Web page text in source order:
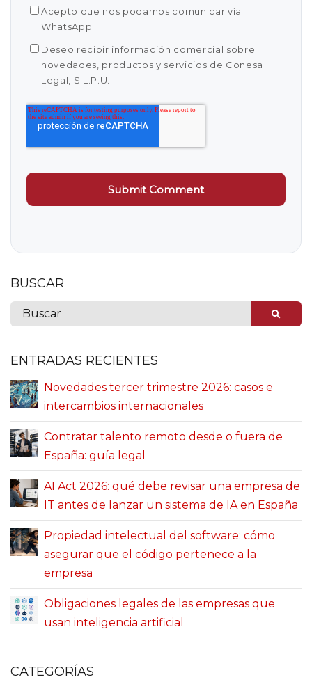
Acepto que nos podamos comunicar vía
WhatsApp.
Deseo recibir información comercial sobre
novedades, productos y servicios de Conesa
Legal, S.L.P.U.
BUSCAR
ENTRADAS RECIENTES
Novedades tercer trimestre 2026: casos e
intercambios internacionales
Contratar talento remoto desde o fuera de
España: guía legal
AI Act 2026: qué debe revisar una empresa de
IT antes de lanzar un sistema de IA en España
Propiedad intelectual del software: cómo
asegurar que el código pertenece a la
empresa
Obligaciones legales de las empresas que
usan inteligencia artificial
CATEGORÍAS